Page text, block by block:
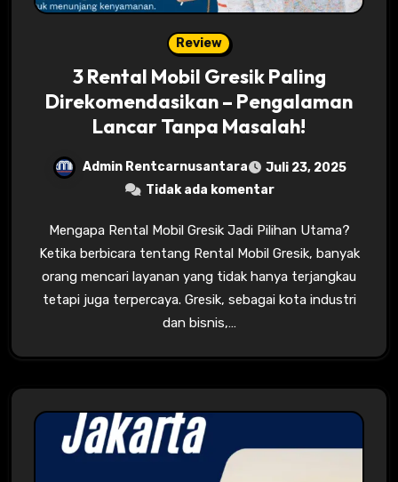
Review
3 Rental Mobil Gresik Paling
Direkomendasikan – Pengalaman
Lancar Tanpa Masalah!
Admin Rentcarnusantara
Juli 23, 2025
Tidak ada komentar
Mengapa Rental Mobil Gresik Jadi Pilihan Utama?
Ketika berbicara tentang Rental Mobil Gresik, banyak
orang mencari layanan yang tidak hanya terjangkau
tetapi juga terpercaya. Gresik, sebagai kota industri
dan bisnis,…